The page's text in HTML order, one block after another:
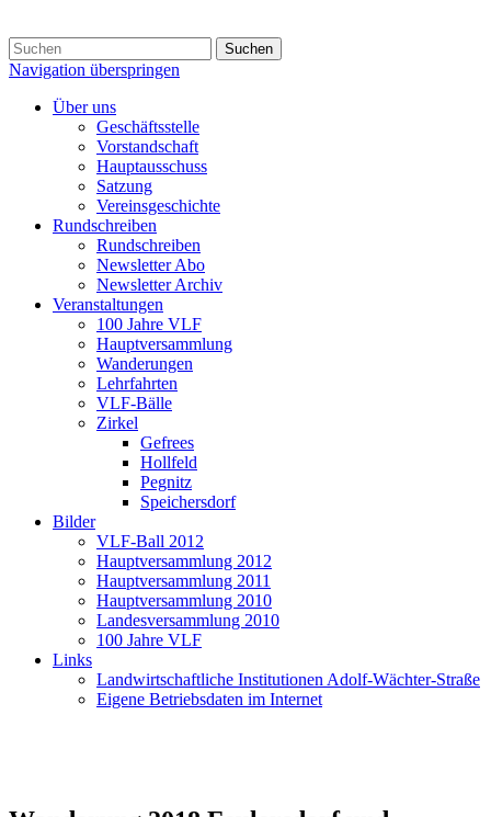
Suchen
Navigation überspringen
Über uns
Geschäftsstelle
Vorstandschaft
Hauptausschuss
Satzung
Vereinsgeschichte
Rundschreiben
Rundschreiben
Newsletter Abo
Newsletter Archiv
Veranstaltungen
100 Jahre VLF
Hauptversammlung
Wanderungen
Lehrfahrten
VLF-Bälle
Zirkel
Gefrees
Hollfeld
Pegnitz
Speichersdorf
Bilder
VLF-Ball 2012
Hauptversammlung 2012
Hauptversammlung 2011
Hauptversammlung 2010
Landesversammlung 2010
100 Jahre VLF
Links
Landwirtschaftliche Institutionen Adolf-Wächter-Straße
Eigene Betriebsdaten im Internet